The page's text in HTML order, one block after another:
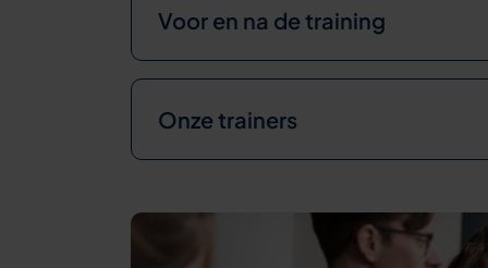
Voor en na de training
Onze trainers